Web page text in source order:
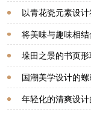
以青花瓷元素设
包装
将美味与趣味相
包装
垛田之景的书页
国潮美学设计的
装
年轻化的清爽设